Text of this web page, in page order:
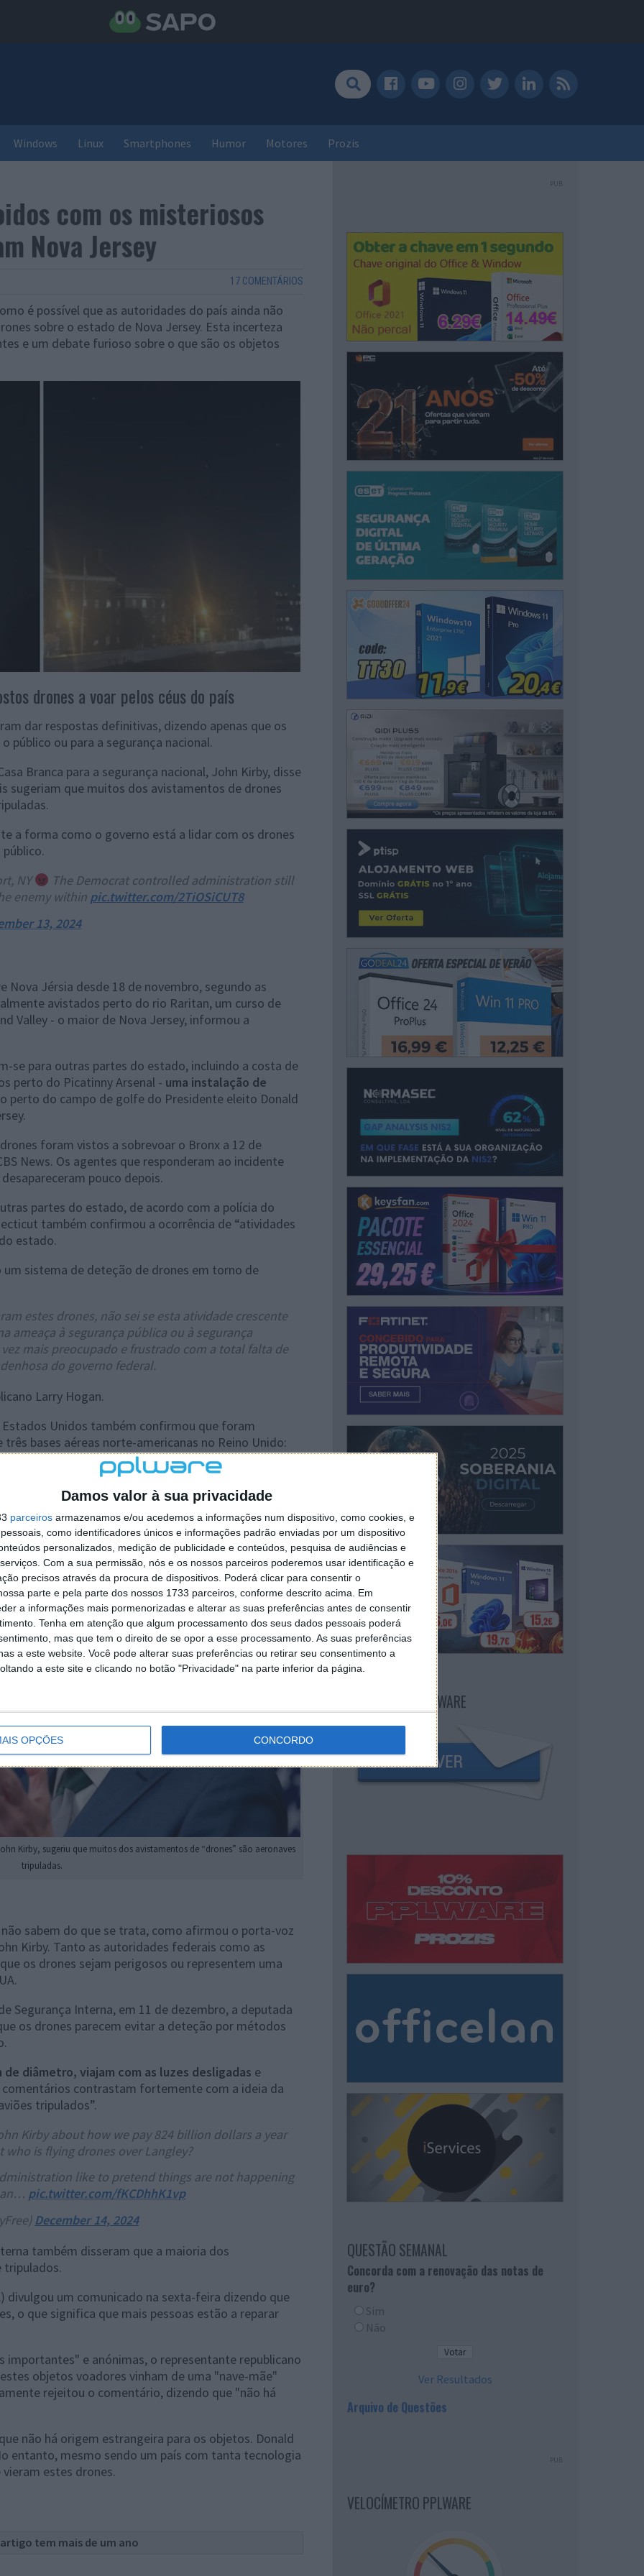
Damos valor à sua privacidade
parceiros armazenamos e/ou acedemos a informações num dispositivo, como cookies, e
como identificadores únicos e informações padrão enviadas por um dispositivo
personalizados, medição de publicidade e conteúdos, pesquisa de audiências e
Com a sua permissão, nós e os nossos parceiros poderemos usar identificação e
precisos através da procura de dispositivos. Poderá clicar para consentir o
parte e pela parte dos nossos 1733 parceiros, conforme descrito acima. Em
a informações mais pormenorizadas e alterar as suas preferências antes de consentir
Tenha em atenção que algum processamento dos seus dados pessoais poderá
mas que tem o direito de se opor a esse processamento. As suas preferências
a este website. Você pode alterar suas preferências ou retirar seu consentimento a
a este site e clicando no botão "Privacidade" na parte inferior da página.
OPÇÕES CONCORDO
Windows Linux Smartphones Humor Motores Prozis
com os misteriosos
Nova Jersey
17 COMENTÁRIOS
é possível que as autoridades do país ainda não
sobre o estado de Nova Jersey. Esta incerteza
e um debate furioso sobre o que são os objetos
drones a voar pelos céus do país
dar respostas definitivas, dizendo apenas que os
público ou para a segurança nacional.
Branca para a segurança nacional, John Kirby, disse
sugeriam que muitos dos avistamentos de drones
a forma como o governo está a lidar com os drones
NY
The Democrat controlled administration still
enemy within pic.twitter.com/2TiOSiCUT8
13, 2024
Nova Jérsia desde 18 de novembro, segundo as
avistados perto do rio Raritan, um curso de
Valley - o maior de Nova Jersey, informou a
se para outras partes do estado, incluindo a costa de
perto do Picatinny Arsenal - uma instalação de
perto do campo de golfe do Presidente eleito Donald
foram vistos a sobrevoar o Bronx a 12 de
News. Os agentes que responderam ao incidente
pouco depois.
partes do estado, de acordo com a polícia do
também confirmou a ocorrência de “atividades
estado.
sistema de deteção de drones em torno de
estes drones, não sei se esta atividade crescente
ameaça à segurança pública ou à segurança
mais preocupado e frustrado com a total falta de
do governo federal.
Larry Hogan.
Unidos também confirmou que foram
bases aéreas norte-americanas no Reino Unido:
e RAF Feltwell, em Norfolk.
que as suspeitas recaíam sobre um “ator estatal”
Wall Street Journal também noticiou que drones
de instalações militares americanas na Virgínia.
Kirby, sugeriu que muitos dos avistamentos de “drones” são aeronaves
tripuladas.
sabem do que se trata, como afirmou o porta-voz
Kirby. Tanto as autoridades federais como as
os drones sejam perigosos ou representem uma
Segurança Interna, em 11 de dezembro, a deputada
os drones parecem evitar a deteção por métodos
diâmetro, viajam com as luzes desligadas e
comentários contrastam fortemente com a ideia da
tripulados”.
Kirby about how we pay 824 billion dollars a year
who is flying drones over Langley?
like to pretend things are not happening
an… pic.twitter.com/fKCDhhK1vp
December 14, 2024
também disseram que a maioria dos
tripulados.
divulgou um comunicado na sexta-feira dizendo que
o que significa que mais pessoas estão a reparar
e anónimas, o representante republicano
objetos voadores vinham de uma "nave-mãe"
rejeitou o comentário, dizendo que "não há
não há origem estrangeira para os objetos. Donald
entanto, mesmo sendo um país com tanta tecnologia
estes drones.
tem mais de um ano
PUB
NEWSLETTER PPLWARE
QUESTÃO SEMANAL
Concorda com a renovação das notas de
euro?
Sim
Não
Ver Resultados
Arquivo de Questões
PUB
VELOCÍMETRO PPLWARE